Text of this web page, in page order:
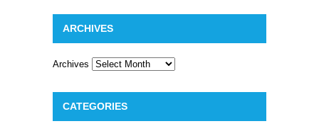
ARCHIVES
Archives
CATEGORIES